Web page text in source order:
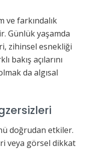
ve farkındalık
Günlük yaşamda
zihinsel esnekliği
bakış açılarını
da algısal
doğrudan etkiler.
veya görsel dikkat